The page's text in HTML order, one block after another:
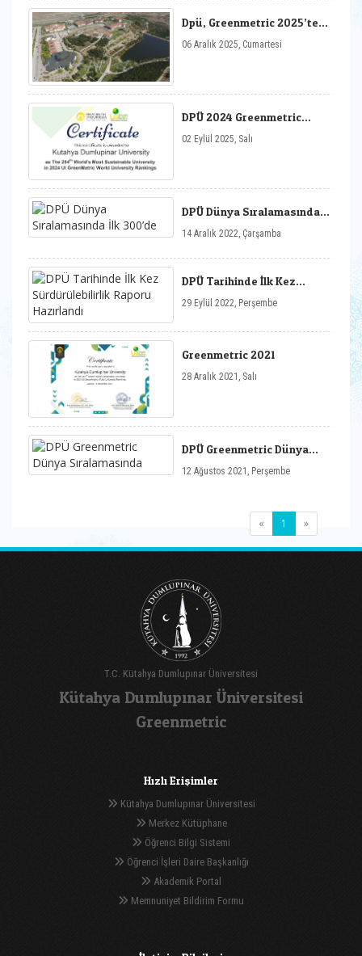
Dpü, Greenmetric 2025’te
Sırada
06 Aralık 2025, Cumartesi
DPÜ 2024 Greenmetric
Yükselişini Sürdürdü
02 Eylül 2025, Salı
DPÜ Dünya Sıralamasında
14 Aralık 2022, Çarşamba
DPÜ Tarihinde İlk Kez
Hazırlandı
29 Eylül 2022, Perşembe
Greenmetric 2021
28 Aralık 2021, Salı
DPÜ Greenmetric Dünya
12 Ağustos 2021, Perşembe
« 1 (current)
»
T.C. Kütahya Dumlupınar Üniversitesi
Kütahya Dumlupınar Üniversitesi
Greenmetric
Hızlı Erişimler
Kütahya Dumlupınar Üniversitesi
Merkez Kütüphane
Öğrenci Bilgi Sistemi
Öğrenci İşleri Daire Başkanlığı
Akademik Portal
Memnuniyet Bildirim Formu